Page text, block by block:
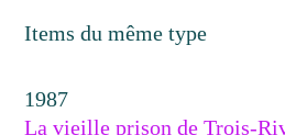
Items du même type
1987
La vieille prison de Trois-